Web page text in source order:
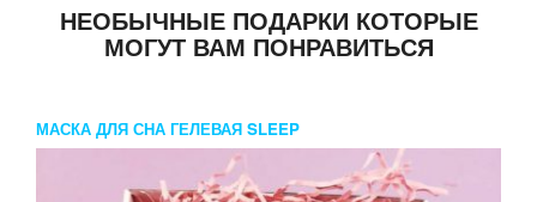
НЕОБЫЧНЫЕ ПОДАРКИ КОТОРЫЕ
МОГУТ ВАМ ПОНРАВИТЬСЯ
МАСКА ДЛЯ СНА ГЕЛЕВАЯ SLEEP